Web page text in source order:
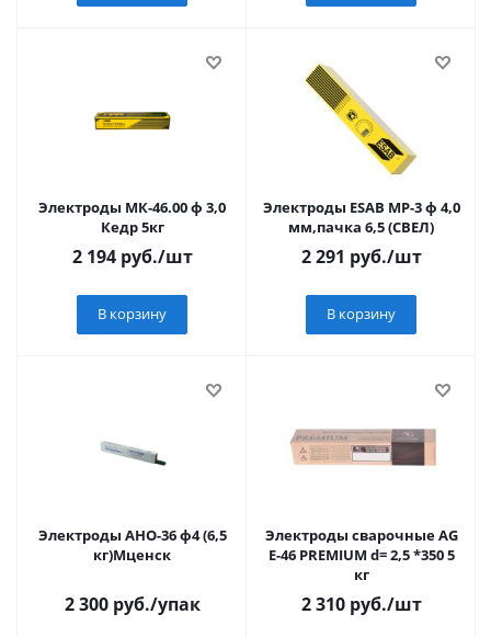
Электроды МК-46.00 ф 3,0
Кедр 5кг
2 194руб./шт
В корзину
Электроды ESAB МР-3 ф 4,0
мм,пачка 6,5 (СВЕЛ)
2 291 руб./шт
В корзину
Электроды АНО-36 ф4 (6,5
кг)Мценск
2 300руб./упак
Электроды сварочные AG
E-46 PREMIUM d= 2,5 *350 5
кг
2 310руб./шт